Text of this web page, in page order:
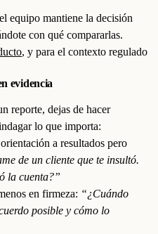
equipo mantiene la decisión
con qué compararlas.
, y para el contexto regulado
evidencia
reporte, dejas de hacer
lo que importa:
a resultados pero
de un cliente que te insultó.
la cuenta?”
en firmeza: “¿Cuándo
posible y cómo lo